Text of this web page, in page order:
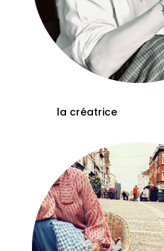
la créatrice